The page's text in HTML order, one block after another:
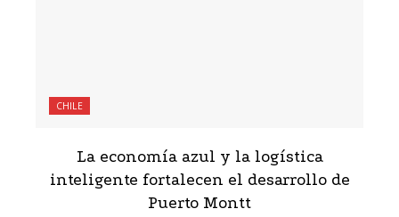
CHILE
La economía azul y la logística
inteligente fortalecen el desarrollo de
Puerto Montt